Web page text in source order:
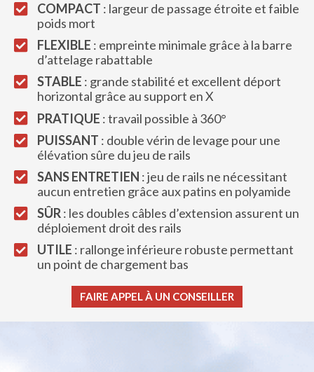
COMPACT : largeur de passage étroite et faible
poids mort
FLEXIBLE : empreinte minimale grâce à la barre
d’attelage rabattable
STABLE : grande stabilité et excellent déport
horizontal grâce au support en X
PRATIQUE : travail possible à 360°
PUISSANT : double vérin de levage pour une
élévation sûre du jeu de rails
SANS ENTRETIEN : jeu de rails ne nécessitant
aucun entretien grâce aux patins en polyamide
SÛR: les doubles câbles d’extension assurent un
déploiement droit des rails
UTILE : rallonge inférieure robuste permettant
un point de chargement bas
FAIRE APPEL À UN CONSEILLER